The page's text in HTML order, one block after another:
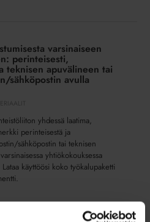
varsinaiseen
perinteisesti,
teknisen apuvälineen tai
sähköpostin avulla
yhdessä laatima,
perinteisestä ja
sähköpostin tai teknisen
yhtiökokouksessa
käyttöösi koko työkalupaketti
word